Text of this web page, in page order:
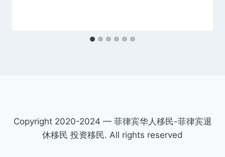
Copyright 2020-2024 — 菲律宾华人移民-菲律宾退
休移民 投资移民. All rights reserved